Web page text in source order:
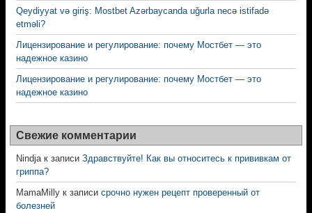
Qeydiyyat və giriş: Mostbet Azərbaycanda uğurla necə istifadə
etməli?
Лицензирование и регулирование: почему Мостбет — это
надежное казино
Лицензирование и регулирование: почему Мостбет — это
надежное казино
Свежие комментарии
Nindjaк записи Здравствуйте! Как вы относитесь к прививкам от
гриппа?
MamaMilly к записи срочно нужен рецепт проверенный от
болезней